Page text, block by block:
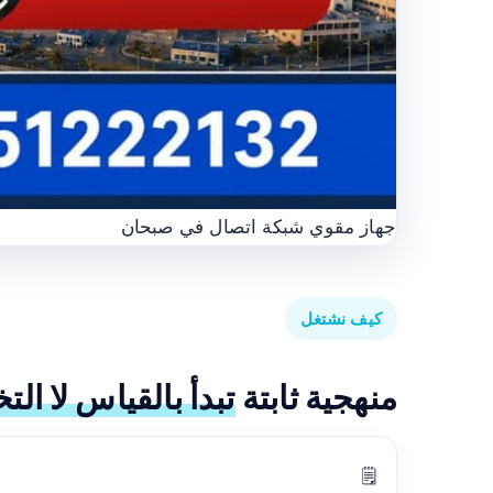
جهاز مقوي شبكة اتصال في صبحان
كيف نشتغل
منهجية ثابتةتبدأ بالقياس لا
🗒️